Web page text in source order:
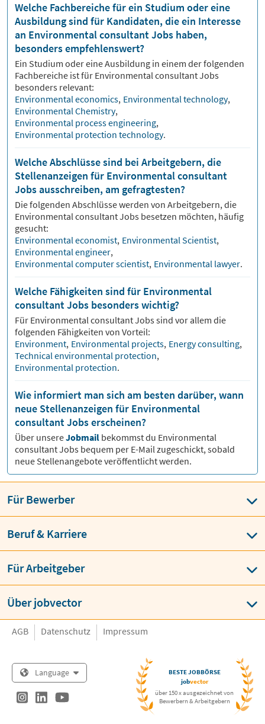
Welche Fachbereiche für ein Studium oder eine
Ausbildung sind für Kandidaten, die ein Interesse
an Environmental consultant Jobs haben,
besonders empfehlenswert?
Ein Studium oder eine Ausbildung in einem der folgenden
Fachbereiche ist für Environmental consultantJobs
besonders relevant:
Environmental economics, Environmental technology,
Environmental Chemistry,
Environmental process engineering,
Environmental protection technology.
Welche Abschlüsse sind bei Arbeitgebern, die
Stellenanzeigen für Environmental consultant
Jobs ausschreiben, am gefragtesten?
Die folgenden Abschlüsse werden von Arbeitgebern, die
Environmental consultantJobs besetzen möchten, häufig
gesucht:
Environmental economist, Environmental Scientist,
Environmental engineer,
Environmental computer scientist, Environmental lawyer.
Welche Fähigkeiten sind für Environmental
consultant Jobs besonders wichtig?
Für Environmental consultantJobs sind vor allem die
folgenden Fähigkeiten von Vorteil:
Environment, Environmental projects, Energy consulting,
Technical environmental protection,
Environmental protection.
Wie informiert man sich am besten darüber, wann
neue Stellenanzeigen für Environmental
consultant Jobs erscheinen?
Über unsereJobmail bekommst du Environmental
consultantJobs bequem per E-Mail zugeschickt, sobald
neue Stellenangebote veröffentlicht werden.
Für Bewerber
Beruf & Karriere
Für Arbeitgeber
Über jobvector
AGB Datenschutz Impressum
Language
BESTE JOBBÖRSE
jobvector
über 150 x ausgezeichnet von
Bewerbern & Arbeitgebern